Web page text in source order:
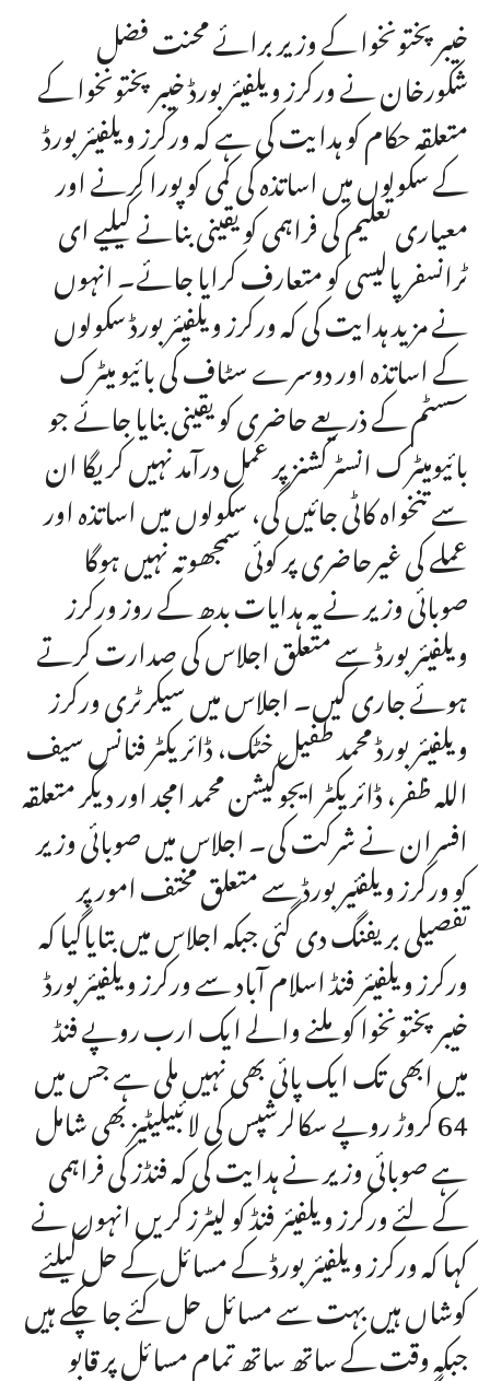
خیبر پختونخوا کے وزیر برائے محنت فضل
شکورخان نے ورکرز ویلفیئر بورڈ خیبر پختونخوا کے
متعلقہ حکام کو ہدایت کی ہے کہ ورکرز ویلفیئر بورڈ
کے سکولوں میں اساتذہ کی کمی کو پورا کرنے اور
معیاری تعلیم کی فراہمی کو یقینی بنانے کیلیے ای
ٹرانسفر پالیسی کو متعارف کرایا جائے۔ انہوں
نے مزید ہدایت کی کہ ورکرز ویلفیئر بورڈ سکولوں
کے اساتذہ اور دوسرے سٹاف کی بائیو میٹرک
سسٹم کے ذریعے حاضری کو یقینی بنایا جائے جو
بائیومیٹرک انسٹرکشنز پر عمل درآمد نہیں کریگا ان
سے تنخواہ کاٹی جائیں گی، سکولوں میں اساتذہ اور
عملے کی غیرحاضری پر کوئی سمجھوتہ نہیں ہوگا
صوبائی وزیر نے یہ ہدایات بدھ کے روز ورکرز
ویلفیئر بورڈ سے متعلق اجلاس کی صدارت کرتے
ہوئے جاری کیں۔ اجلاس میں سیکرٹری ورکرز
ویلفیئر بورڈ محمد طفیل خٹک، ڈائریکٹر فنانس سیف
اللہ ظفر، ڈائریکٹر ایجوکیشن محمد امجد اور دیگر متعلقہ
افسران نے شرکت کی۔ اجلاس میں صوبائی وزیر
کو ورکرز ویلفئیر بورڈ سے متعلق مختف امور پر
تفصیلی بریفنگ دی گئی جبکہ اجلاس میں بتایاگیا کہ
ورکرز ویلفیئر فنڈ اسلام آباد سے ورکرز ویلفیئر بورڈ
خیبر پختونخوا کو ملنے والے ایک ارب روپے فنڈ
میں ابھی تک ایک پائی بھی نہیں ملی ہے جس میں
64 کروڑ روپے سکالرشپس کی لائبیلیٹیز بھی شامل
ہے صوبائی وزیر نے ہدایت کی کہ فنڈز کی فراہمی
کے لئے ورکرز ویلفیئر فنڈ کو لیٹرز کریں انہوں نے
کہا کہ ورکرز ویلفیئر بورڈ کے مسائل کے حل کیلئے
کوشاں ہیں بہت سے مسائل حل کئے جا چکے ہیں
جبکہ وقت کے ساتھ ساتھ تمام مسائل پر قابو